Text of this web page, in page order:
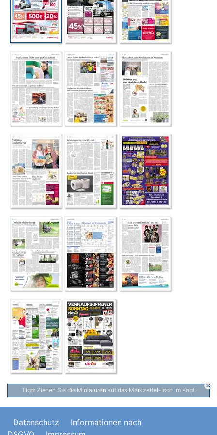
Tipp: Ziehen Sie die Miniaturen auf das Merkzettel-Icon im Kopf.
Datenschutz
Informationen nach